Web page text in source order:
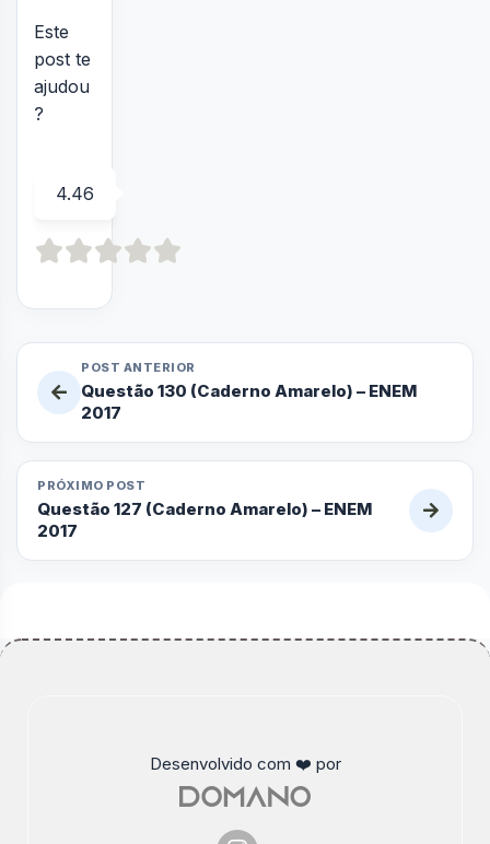
Este
post te
ajudou
?
4.46
POST ANTERIOR
Questão 130 (Caderno Amarelo) – ENEM
2017
PRÓXIMO POST
Questão 127 (Caderno Amarelo) – ENEM
2017
Desenvolvido com ❤️ por